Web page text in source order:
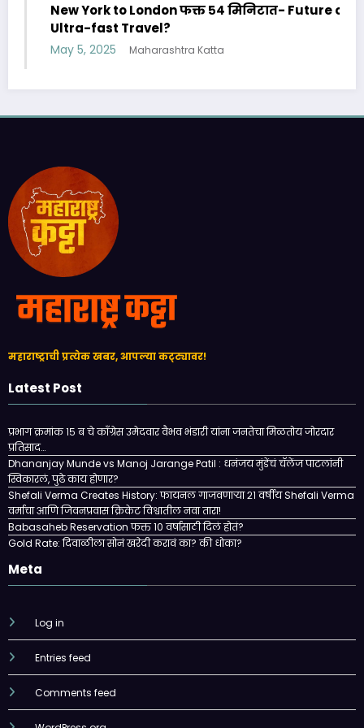
York to London फक्त ५४ मिनिटात- Future of
fast Travel?
Maharashtra Katta
Car Rent
महाराष्ट्राची प्रत्येक खबर, आपल्या कट्ट्यावर!
Latest Post
प्रभाग क्रमांक १५ ब चे काँग्रेस उमेदवार वैभव भंडारी यांना जनतेचा मिळतोय जोरदार
प्रतिसाद…
Dhananjay Munde vs Manoj Jarange Patil : धनंजय मुंडेंचं चॅलेंज पाटलांनी
स्विकारलं, पुढे काय होणार?
Shefali Verma Creates History: फायनल गाजवणाऱ्या २१ वर्षीय Shefali Verma
वर्माचा आणि जिवनप्रवास क्रिकेट विश्वातील नवा तारा!
Babasaheb Reservation फक्त 10 वर्षासाठी दिलं होतं?
Gold Rate: दिवाळीला सोनं खरेदी करावं का? की धोका?
Meta
Log in
Entries feed
Comments feed